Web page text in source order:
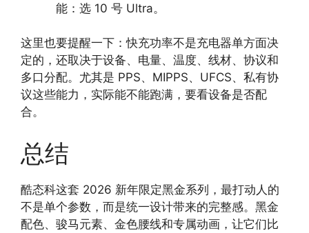
能：选 10 号 Ultra。
这里也要提醒一下：快充功率不是充电器单方面决
定的，还取决于设备、电量、温度、线材、协议和
多口分配。尤其是 PPS、MIPPS、UFCS、私有协
议这些能力，实际能不能跑满，要看设备是否配
合。
总结
酷态科这套 2026 新年限定黑金系列，最打动人的
不是单个参数，而是统一设计带来的完整感。黑金
配色、骏马元素、金色腰线和专属动画，让它们比